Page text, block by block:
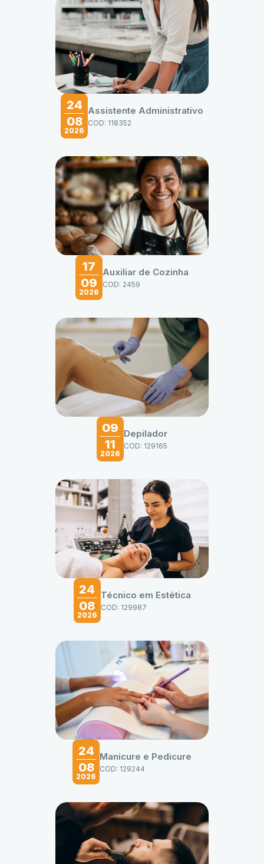
24
08
2026
Assistente Administrativo
COD: 118352
17
09
2026
Auxiliar de Cozinha
COD: 2459
09
11
2026
Depilador
COD: 129165
24
08
2026
Técnico em Estética
COD: 129987
24
08
2026
Manicure e Pedicure
COD: 129244